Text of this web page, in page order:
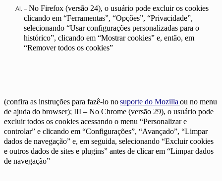
– No Firefox (versão 24), o usuário pode excluir os cookies
clicando em “Ferramentas”, “Opções”, “Privacidade”,
selecionando “Usar configurações personalizadas para o
histórico”, clicando em “Mostrar cookies” e, então, em
“Remover todos os cookies”
(confira as instruções para fazê-lo nosuporte do Mozilla ou no menu
de ajuda do browser); III – No Chrome (versão 29), o usuário pode
excluir todos os cookies acessando o menu “Personalizar e
controlar” e clicando em “Configurações”, “Avançado”, “Limpar
dados de navegação” e, em seguida, selecionando “Excluir cookies
e outros dados de sites e plugins” antes de clicar em “Limpar dados
de navegação”